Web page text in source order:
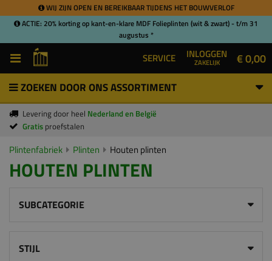
WIJ ZIJN OPEN EN BEREIKBAAR TIJDENS HET BOUWVERLOF
ACTIE: 20% korting op kant-en-klare MDF Folieplinten (wit & zwart) - t/m 31
augustus *
SERVICE INLOGGEN
ZAKELIJK € 0,00
ZOEKEN DOOR ONS ASSORTIMENT
Levering door heel Nederland en België
Gratis proefstalen
Plintenfabriek Plinten Houten plinten
HOUTEN PLINTEN
SUBCATEGORIE
STIJL